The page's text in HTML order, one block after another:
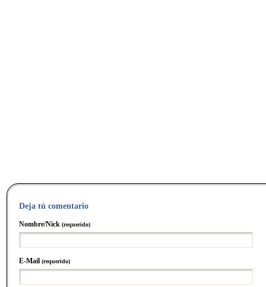
Deja tú comentario
Nombre/Nick (requerido)
E-Mail (requerido)